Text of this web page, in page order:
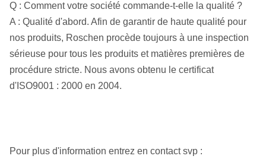
Q : Comment votre société commande-t-elle la qualité ?
A : Qualité d'abord. Afin de garantir de haute qualité pour
nos produits, Roschen procède toujours à une inspection
sérieuse pour tous les produits et matières premières de
procédure stricte. Nous avons obtenu le certificat
d'ISO9001 : 2000 en 2004.
Pour plus d'information entrez en contact svp :